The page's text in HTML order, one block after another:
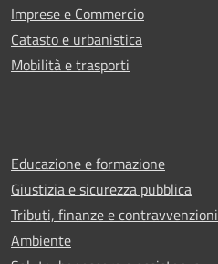
Imprese e Commercio
Catasto e urbanistica
Mobilità e trasporti
Educazione e formazione
Giustizia e sicurezza pubblica
Tributi, finanze e contravvenzioni
Ambiente